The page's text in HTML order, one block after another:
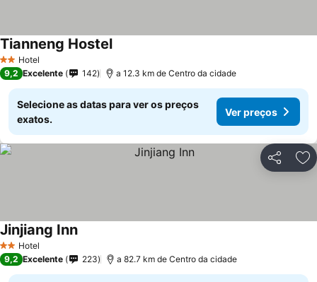
2 Estrelas
Hotel
Tianneng Hostel
9,2 Excelente 142 a 12.3 km de Centro da cidade
Selecione as datas para ver os preços
exatos.
Ver preços
Partilhar
2 Estrelas
Hotel
Jinjiang Inn
9,2 Excelente 223 a 82.7 km de Centro da cidade